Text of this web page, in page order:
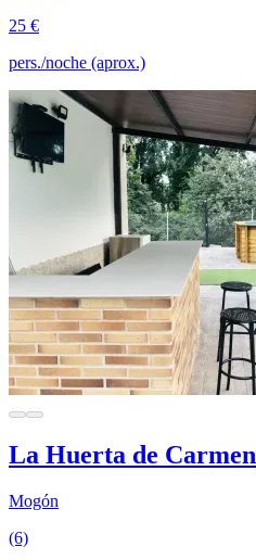
25 €
pers./noche (aprox.)
La Huerta de Carmen
Mogón
(6)